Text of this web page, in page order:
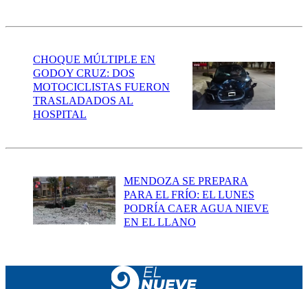
CHOQUE MÚLTIPLE EN
GODOY CRUZ: DOS
MOTOCICLISTAS FUERON
TRASLADADOS AL
HOSPITAL
MENDOZA SE PREPARA
PARA EL FRÍO: EL LUNES
PODRÍA CAER AGUA NIEVE
EN EL LLANO